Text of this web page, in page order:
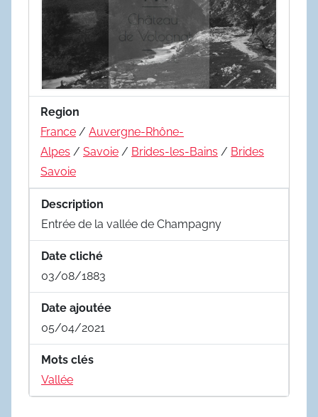
Region
France / Auvergne-Rhône-
Alpes / Savoie / Brides-les-Bains / Brides
Savoie
Description
Entrée de la vallée de Champagny
Date cliché
03/08/1883
Date ajoutée
05/04/2021
Mots clés
Vallée